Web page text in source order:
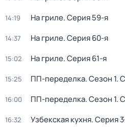
14:19 На гриле. Серия 59-я
14:37 На гриле. Серия 60-я
15:02 На гриле. Серия 61-я
15:25 ПП-переделка. Сезон 1.
16:00 ПП-переделка. Сезон 1.
16:32 Узбекская кухня. Серия